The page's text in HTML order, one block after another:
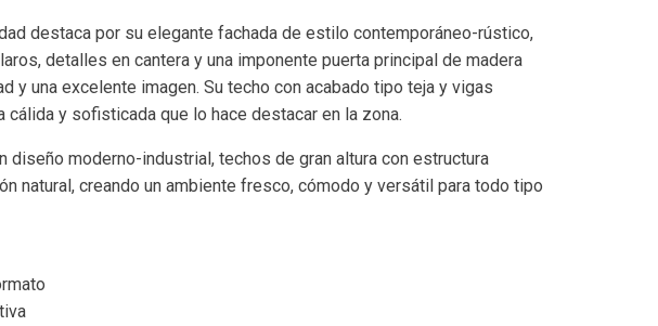
destaca por su elegante fachada de estilo contemporáneo-rústico,
detalles en cantera y una imponente puerta principal de madera
y una excelente imagen. Su techo con acabado tipo teja y vigas
cálida y sofisticada que lo hace destacar en la zona.
diseño moderno-industrial, techos de gran altura con estructura
natural, creando un ambiente fresco, cómodo y versátil para todo tipo